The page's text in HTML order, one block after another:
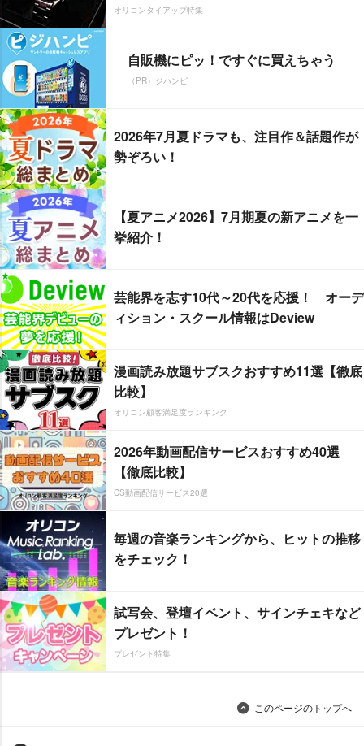
オリコンタイアップ特集
自販機にピッ！ですぐに買えちゃう
（PR）ジハンピ
2026年7月夏ドラマも、注目作＆話題作が
勢ぞろい！
【夏アニメ2026】7月期夏の新アニメを一
挙紹介！
芸能界を志す10代～20代を応援！ オーデ
ィション・スクール情報はDeview
漫画読み放題サブスクおすすめ11選【徹底
比較】
オリコン顧客満足度ランキング
2026年動画配信サービスおすすめ40選
【徹底比較】
CS動画配信サービス20選
毎週の音楽ランキングから、ヒットの推移
をチェック！
試写会、登壇イベント、サインチェキなど
プレゼント！
プレゼント特集
このページのトップへ